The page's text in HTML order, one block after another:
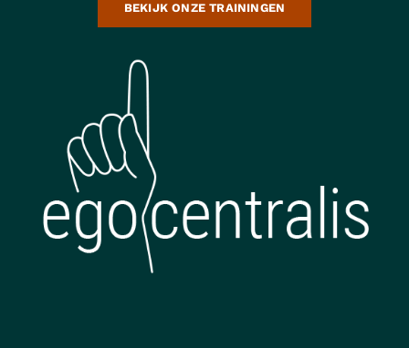
BEKIJK ONZE TRAININGEN